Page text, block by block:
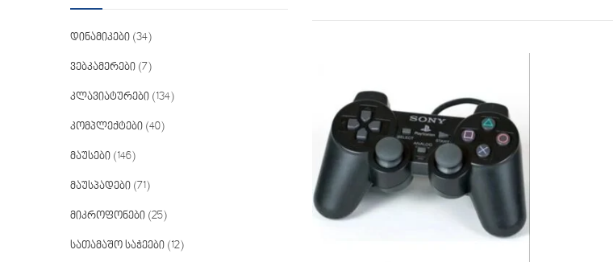
დინამიკები (34)
ვებკამერები (7)
კლავიატურები (134)
კომპლექტები (40)
მაუსები (146)
მაუსპადები (71)
მიკროფონები (25)
სათამაშო საჭეები (12)